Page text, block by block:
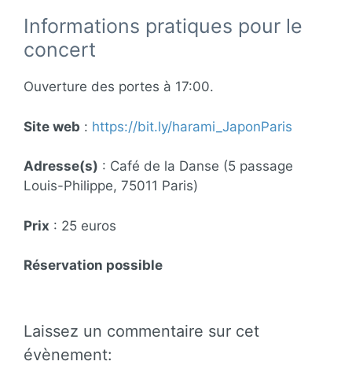
Informations pratiques pour le
concert
Ouverture des portes à 17:00.
Site web : https://bit.ly/harami_JaponParis
Adresse(s) : Café de la Danse (5 passage
Louis-Philippe, 75011 Paris)
Prix : 25 euros
Réservation possible
Laissez un commentaire sur cet
évènement: